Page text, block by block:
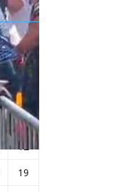
D
5
12
19